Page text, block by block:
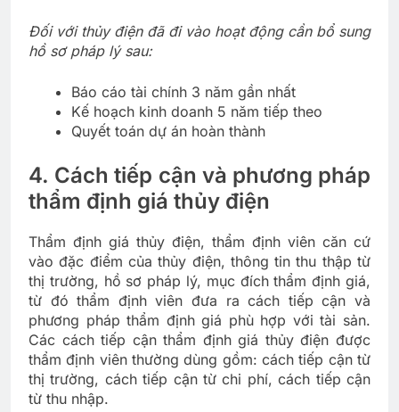
Đối với thủy điện đã đi vào hoạt động cần bổ sung
hồ sơ pháp lý sau:
Báo cáo tài chính 3 năm gần nhất
Kế hoạch kinh doanh 5 năm tiếp theo
Quyết toán dự án hoàn thành
4. Cách tiếp cận và phương pháp
thẩm định giá thủy điện
Thẩm định giá thủy điện, thẩm định viên căn cứ
vào đặc điểm của thủy điện, thông tin thu thập từ
thị trường, hồ sơ pháp lý, mục đích thẩm định giá,
từ đó thẩm định viên đưa ra cách tiếp cận và
phương pháp thẩm định giá phù hợp với tài sản.
Các cách tiếp cận thẩm định giá thủy điện được
thẩm định viên thường dùng gồm: cách tiếp cận từ
thị trường, cách tiếp cận từ chi phí, cách tiếp cận
từ thu nhập.